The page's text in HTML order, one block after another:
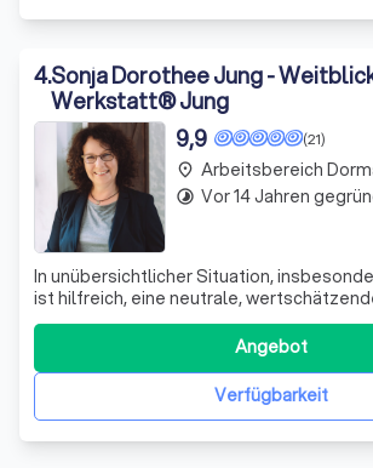
4.Sonja Dorothee Jung -
Werkstatt® Jung
(21)
9,9
In unübersichtlicher Situation,
ist hilfreich, eine neutrale,
hinzuziehen. Als Außenstehende
Unternehmer:innen, Führungskräfte und
entstandene Knoten nachhaltig zu lösen,
Beteiligten bisher nicht lösbar w
Verfügbarkeit
Angebot
place Arbeitsbereich
timelapse Vor 14 Jahren